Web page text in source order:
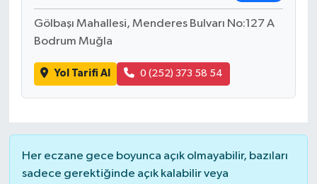
Gölbaşı Mahallesi, Menderes Bulvarı No:127 A
Bodrum Muğla
Yol Tarifi Al 0 (252) 373 58 54
Her eczane gece boyunca açık olmayabilir, bazıları
sadece gerektiğinde açık kalabilir veya